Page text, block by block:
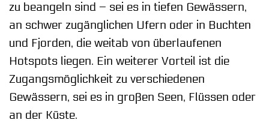
zu beangeln sind – sei es in tiefen Gewässern,
an schwer zugänglichen Ufern oder in Buchten
und Fjorden, die weitab von überlaufenen
Hotspots liegen. Ein weiterer Vorteil ist die
Zugangsmöglichkeit zu verschiedenen
Gewässern, sei es in großen Seen, Flüssen oder
an der Küste.